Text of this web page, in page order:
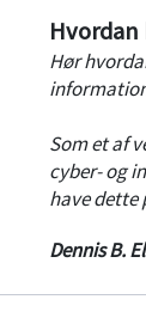
REDUCE IT
Automate
BRING
Integrate
Hør
Som et af
cyber- og
have dette
Dennis B.